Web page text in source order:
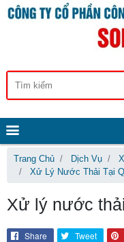
Trang Chủ Dịch Vụ
Xử Lý Nước Thải Tại
Xử lý nước
Share Tweet